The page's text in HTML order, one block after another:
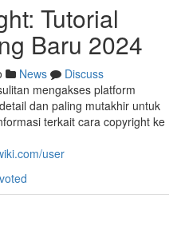
Tutorial
Baru 2024
News
Discuss
mengakses platform
dan paling mutakhir untuk
terkait cara copyright ke
user